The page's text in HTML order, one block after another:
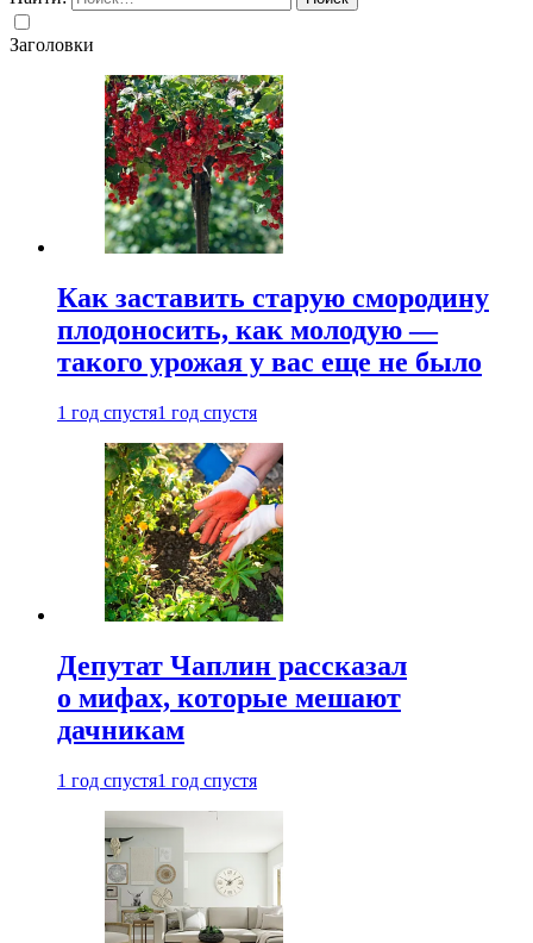
Заголовки
Как заставить старую смородину
плодоносить, как молодую —
такого урожая у вас еще не было
1 год спустя1 год спустя
Депутат Чаплин рассказал
о мифах, которые мешают
дачникам
1 год спустя1 год спустя